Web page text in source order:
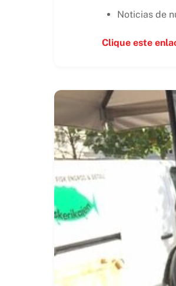
Noticias de
Clique este